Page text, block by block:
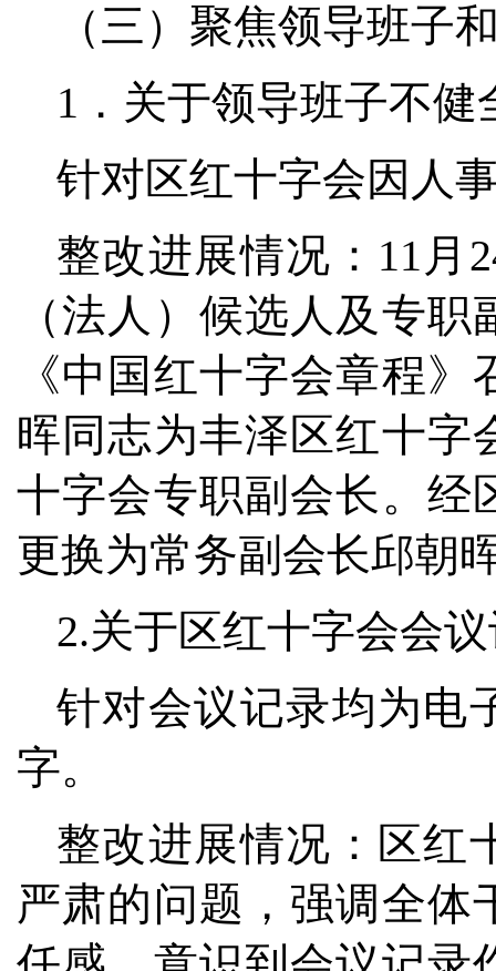
（三）聚焦领导班子
1．关于领导班子不健
针对区红十字会因人
整改进展情况：11月
（法人）候选人及专
《中国红十字会章程
晖同志为丰泽区红十字
十字会专职副会长。经
更换为常务副会长邱朝
2.关于区红十字会会
针对会议记录均为电
字。
整改进展情况：区红
严肃的问题，强调全体